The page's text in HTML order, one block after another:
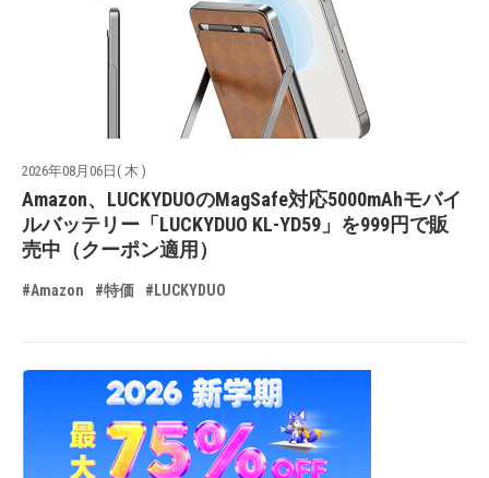
2026年08月06日( 木 )
Amazon、LUCKYDUOのMagSafe対応5000mAhモバイ
ルバッテリー「LUCKYDUO KL-YD59」を999円で販
売中（クーポン適用）
#Amazon #特価 #LUCKYDUO